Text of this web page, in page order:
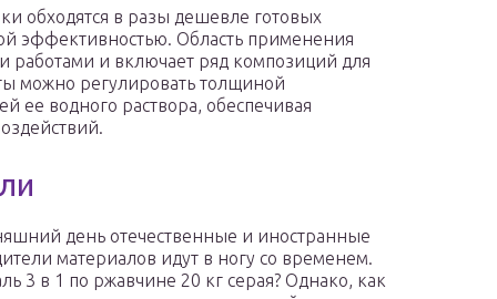
обходятся в разы дешевле готовых
эффективностью. Область применения
работами и включает ряд композиций для
можно регулировать толщиной
ее водного раствора, обеспечивая
день отечественные и иностранные
материалов идут в ногу со временем.
3 в 1 по ржавчине 20 кг серая? Однако, как